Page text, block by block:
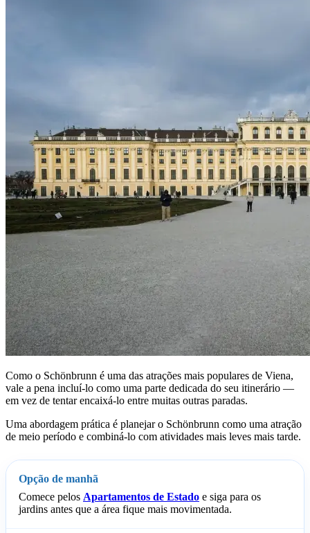
Como o Schönbrunn é uma das atrações mais populares de Viena,
vale a pena incluí-lo como uma parte dedicada do seu itinerário —
em vez de tentar encaixá-lo entre muitas outras paradas.
Uma abordagem prática é planejar o Schönbrunn como uma atração
de meio período e combiná-lo com atividades mais leves mais tarde.
Opção de manhã
Comece pelos Apartamentos de Estado e siga para os
jardins antes que a área fique mais movimentada.